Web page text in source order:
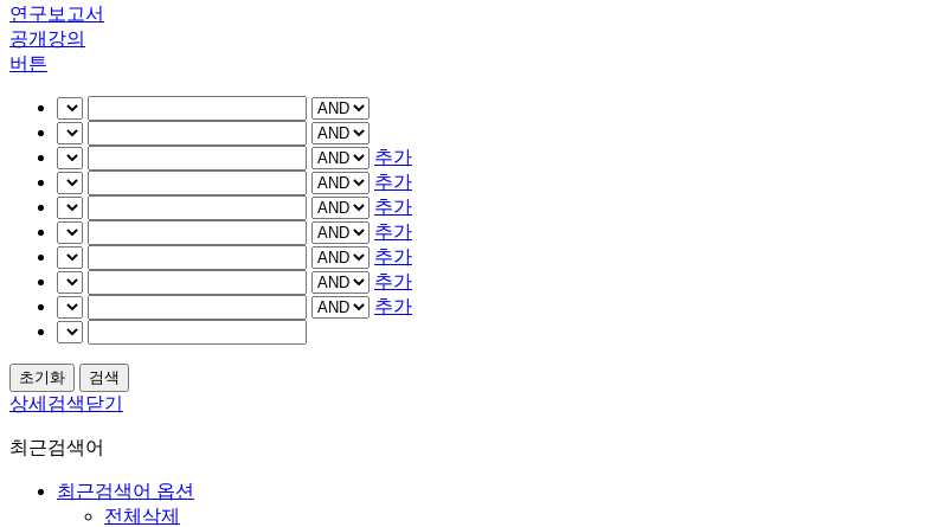
연구보고서
공개강의
버튼
추가
추가
추가
추가
추가
추가
추가
상세검색닫기
최근검색어
최근검색어 옵션
전체삭제